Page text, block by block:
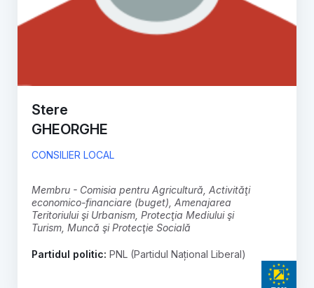
Stere
GHEORGHE
CONSILIER LOCAL
membru - Comisia pentru Agricultură, Activităţi
economico-financiare (buget), Amenajarea
Teritoriului şi Urbanism, Protecţia Mediului şi
Turism, Muncă şi Protecţie Socială
Partidul politic: PNL (Partidul Național Liberal)